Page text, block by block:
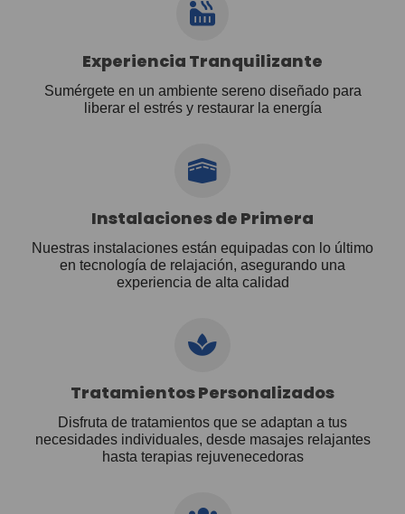
Experiencia Tranquilizante
Sumérgete en un ambiente sereno diseñado para
liberar el estrés y restaurar la energía
Instalaciones de Primera
Nuestras instalaciones están equipadas con lo último
en tecnología de relajación, asegurando una
experiencia de alta calidad
Tratamientos Personalizados
Disfruta de tratamientos que se adaptan a tus
necesidades individuales, desde masajes relajantes
hasta terapias rejuvenecedoras